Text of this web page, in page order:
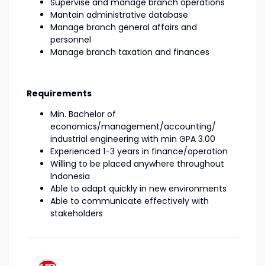
Supervise and manage branch operations
Mantain administrative database
Manage branch general affairs and
personnel
Manage branch taxation and finances
Requirements
Min. Bachelor of
economics/management/accounting/
industrial engineering with min GPA 3.00
Experienced 1-3 years in finance/operation
Willing to be placed anywhere throughout
Indonesia
Able to adapt quickly in new environments
Able to communicate effectively with
stakeholders